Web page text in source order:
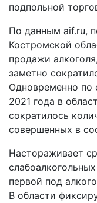
подпольной
По данным aif.ru,
Костромской
продажи
заметно
Одновременно по
2021 года в
сократилось
совершенных в
Настораживает
первой под
В области